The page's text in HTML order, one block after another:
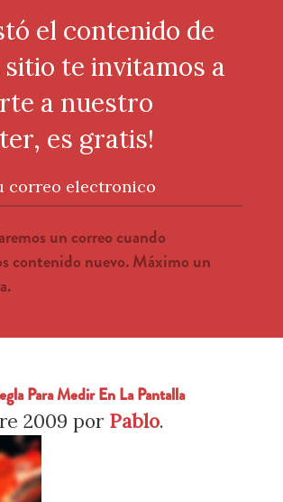
el contenido de
te invitamos a
a nuestro
es gratis!
correo electronico
un correo cuando
contenido nuevo. Máximo un
Para Medir En La Pantalla
2009 por Pablo.